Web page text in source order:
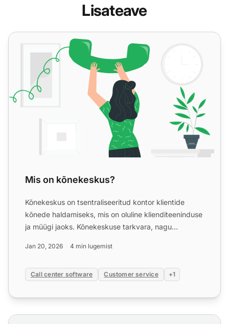
Lisateave
Mis on kõnekeskus?
Mis on kõnekeskus?
Kõnekeskus on tsentraliseeritud kontor klientide
kõnede haldamiseks, mis on oluline klienditeeninduse
ja müügi jaoks. Kõnekeskuse tarkvara, nagu
Jan 20, 2026 4 min lugemist
Call center software Customer service +1
Kõnekeskuse detailne juhend: funktsioon, eelised ja ROI